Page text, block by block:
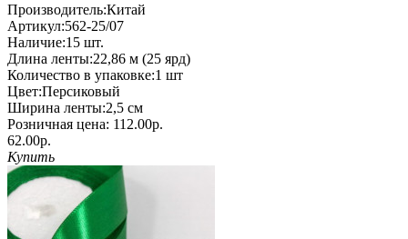
Производитель:Китай
Артикул:562-25/07
Наличие:15 шт.
Длина ленты:22,86 м (25 ярд)
Количество в упаковке:1 шт
Цвет:Персиковый
Ширина ленты:2,5 см
Розничная цена: 112.00р.
62.00р.
Купить